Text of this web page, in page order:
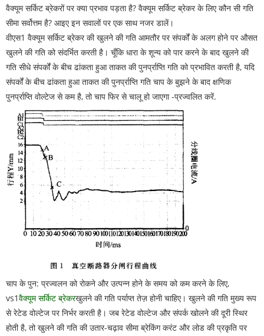
वैक्यूम सर्किट ब्रेकरों पर क्या प्रभाव पड़ता है? वैक्यूम सर्किट ब्रेकर के लिए कौन सी गति
सीमा सर्वोत्तम है? आइए इन सवालों पर एक साथ नजर डालें।
वीएस1 वैक्यूम सर्किट ब्रेकर की खुलने की गति आमतौर पर संपर्कों के अलग होने पर औसत
खुलने की गति को संदर्भित करती है। चूँकि धारा के शून्य को पार करने के बाद खुलने की
गति सीधे संपर्कों के बीच ढांकता हुआ ताकत की पुनर्प्राप्ति गति को प्रभावित करती है, यदि
संपर्कों के बीच ढांकता हुआ ताकत की पुनर्प्राप्ति गति चाप के बुझने के बाद क्षणिक
पुनर्प्राप्ति वोल्टेज से कम है, तो चाप फिर से चालू हो जाएगा -प्रज्वलित करें.
चाप के पुन: प्रज्वलन को रोकने और उत्पन्न होने के समय को कम करने के लिए,
vs1वैक्यूम सर्किट ब्रेकरखुलने की गति पर्याप्त तेज़ होनी चाहिए। खुलने की गति मुख्य रूप
से रेटेड वोल्टेज पर निर्भर करती है। जब रेटेड वोल्टेज और संपर्क खोलने की दूरी स्थिर
होती है, तो खुलने की गति की उतार-चढ़ाव सीमा ब्रेकिंग करंट और लोड की प्रकृति पर